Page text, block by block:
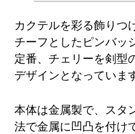
カクテルを彩る飾りつ
チーフとしたピンバッ
定番、チェリーを剣型
デザインとなっていま
本体は金属製で、スタ
法で金属に凹凸を付け